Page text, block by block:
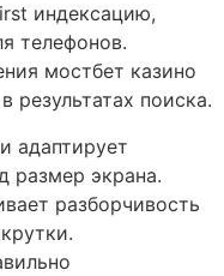
индексацию,
телефонов.
мостбет казино
результатах поиска.
адаптирует
размер экрана.
разборчивость